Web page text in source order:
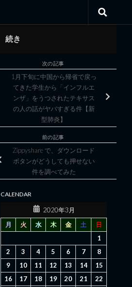
続き
次の記事
1月下旬に中国から帰省で戻っ
てきた学生から「インフルエ
ンザ」をうつされたテキサス
の人の話がヤバすぎる件【新
型肺炎】
前の記事
Zippyshare で、ダウンロード
ボタンがどうしても押せない
件を調べてみた
CALENDAR
2020年3月
月
火 水 木 金 土
日
1
2
3 4 5 6 7
8
9
10 11 12 13 14
15
16
17 18 19 20 21
22